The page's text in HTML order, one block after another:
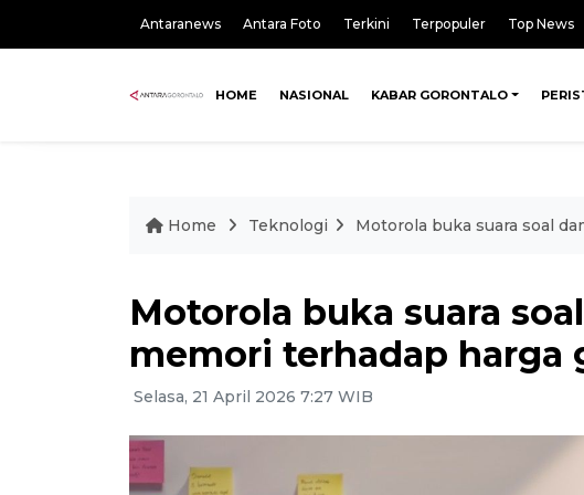
Antaranews Antara Foto Terkini Terpopuler Top News
HOME NASIONAL KABAR GORONTALO
Home Teknologi Motorola buka suara soal
Motorola buka suara
memori terhadap harga
Selasa, 21 April 2026 7:27 WIB